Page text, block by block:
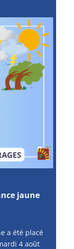
jaune
a été placé
4 août